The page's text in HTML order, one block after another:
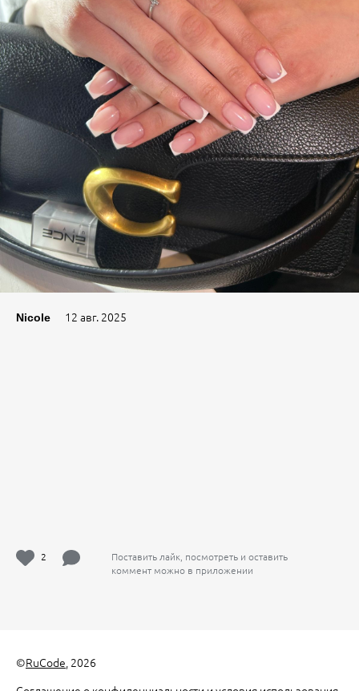
Nicole 12 авг. 2025
2
Поставить лайк, посмотреть и оставить
коммент можно в приложении
©RuCode, 2026